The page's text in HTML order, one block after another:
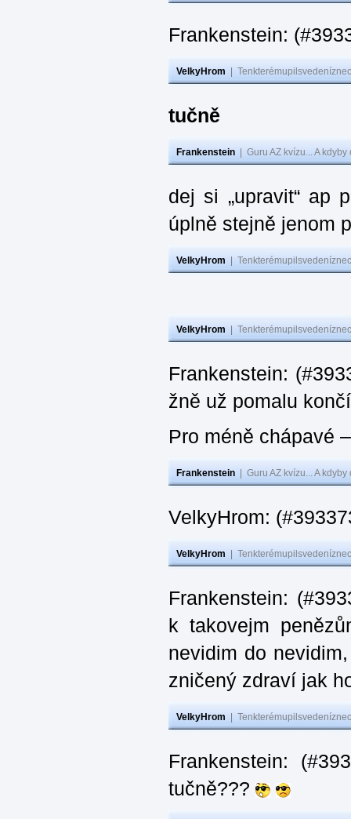
Frankenstein:
VelkyHrom
tučně
Frankenstein Guru AZ kvízu... A
dej si „upravit“ ap
úplně stejně jenom
VelkyHrom
VelkyHrom
Frankenstein:
žně už pomalu
Pro méně chápavé
Frankenstein Guru AZ kvízu... A
VelkyHrom:
VelkyHrom
Frankenstein:
k takovejm
nevidim do
zničený zdraví jak
VelkyHrom
Frankenstein:
tučně???